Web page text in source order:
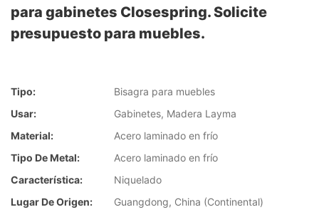
para gabinetes Closespring. Solicite
presupuesto para muebles.
Tipo:
Bisagra para muebles
Usar:
Gabinetes, Madera Layma
Material:
Acero laminado en frío
Tipo De Metal:
Acero laminado en frío
Característica:
Niquelado
Lugar De Origen:
Guangdong, China (Continental)